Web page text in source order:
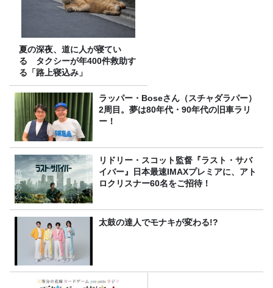
夏の深夜、道に人が寝てい
る タクシーが年400件救助す
る「路上寝込み」
ラッパー・Boseさん（スチャダラパー）
2周目。夢は80年代・90年代の旧車ラリ
ー！
リドリー・スコット監督『ラスト・サバ
イバー』日本最速IMAXプレミアに、アト
ロクリスナー60名をご招待！
太鼓の達人でモナキが変わる!?